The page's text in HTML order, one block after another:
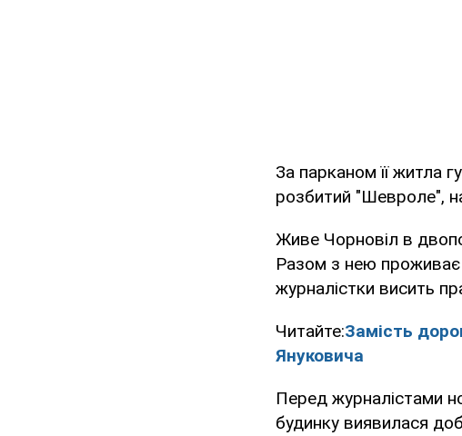
За парканом її житла
розбитий "Шевроле",
Живе Чорновіл в
Разом з нею проживає
журналістки висить
Читайте:Замість
Януковича
Перед журналістами
будинку виявилася